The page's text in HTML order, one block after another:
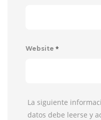
Website *
La siguiente
datos debe leerse y